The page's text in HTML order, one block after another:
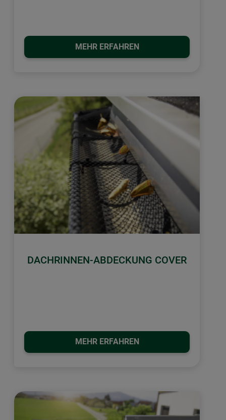
MEHR ERFAHREN
DACHRINNEN-ABDECKUNG COVER
MEHR ERFAHREN